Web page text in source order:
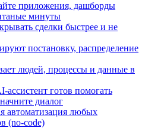
приложения, дашборды
минуты
сделки быстрее и не
постановку, распределение
людей, процессы и данные в
ассистент готов помогать
диалог
автоматизация любых
(no-code)